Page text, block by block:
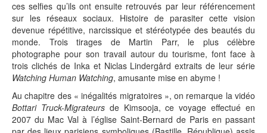
ces selfies qu’ils ont ensuite retrouvés par leur référencement
sur les réseaux sociaux. Histoire de parasiter cette vision
devenue répétitive, narcissique et stéréotypée des beautés du
monde. Trois tirages de Martin Parr, le plus célèbre
photographe pour son travail autour du tourisme, font face à
trois clichés de Inka et Niclas Lindergård extraits de leur série
Watching Human Watching, amusante mise en abyme !
Au chapitre des « inégalités migratoires », on remarque la vidéo
Bottari Truck-Migrateursde Kimsooja, ce voyage effectué en
2007 du Mac Val à l’église Saint-Bernard de Paris en passant